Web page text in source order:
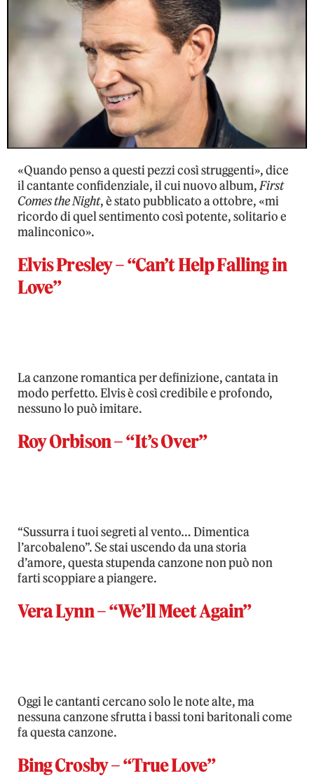
«Quando penso a questi pezzi così struggenti», dice
il cantante confidenziale, il cui nuovo album,First
Comes the Night, è stato pubblicato a ottobre, «mi
ricordo di quel sentimento così potente, solitario e
malinconico».
Elvis Presley – “Can’t Help Falling in
Love”
La canzone romantica per definizione, cantata in
modo perfetto. Elvis è così credibile e profondo,
nessuno lo può imitare.
Roy Orbison – “It’s Over”
“Sussurra i tuoi segreti al vento… Dimentica
l’arcobaleno”. Se stai uscendo da una storia
d’amore, questa stupenda canzone non può non
farti scoppiare a piangere.
Vera Lynn – “We’ll Meet Again”
Oggi le cantanti cercano solo le note alte, ma
nessuna canzone sfrutta i bassi toni baritonali come
fa questa canzone.
Bing Crosby – “True Love”